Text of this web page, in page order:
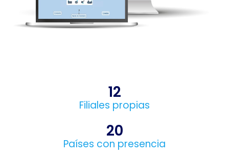
Filiales propias
12
Países con presencia
20